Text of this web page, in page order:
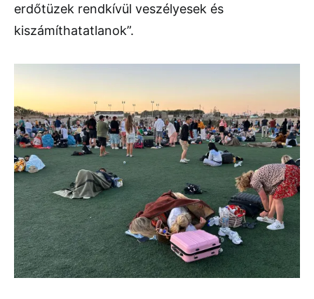
erdőtüzek rendkívül veszélyesek és
kiszámíthatatlanok”.